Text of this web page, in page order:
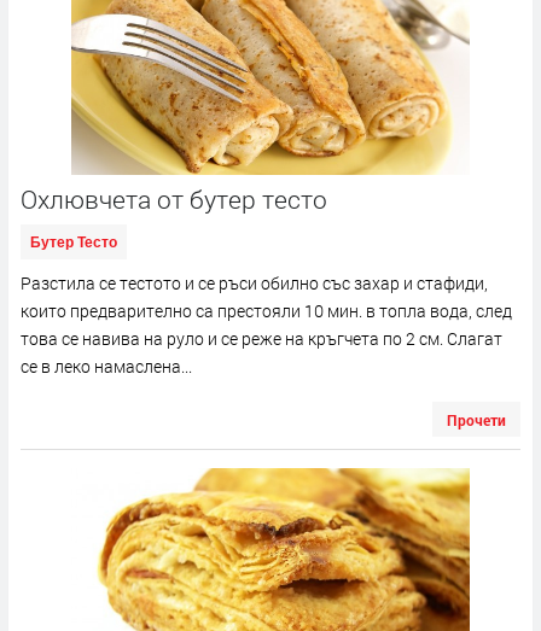
Охлювчета от бутер тесто
Бутер Тесто
Разстила се тестото и се ръси обилно със захар и стафиди,
които предварително са престояли 10 мин. в топла вода, след
това се навива на руло и се реже на кръгчета по 2 см. Слагат
се в леко намаслена...
Прочети